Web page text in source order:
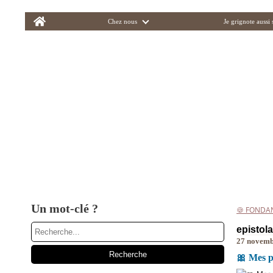
Home
Chez nous Je grignote
Un mot-clé ? 🍪
27
🎀 Mes